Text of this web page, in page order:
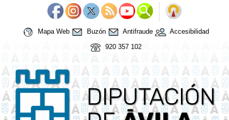
Mapa Web Buzón Antifraude
Accesibilidad
920 357 102